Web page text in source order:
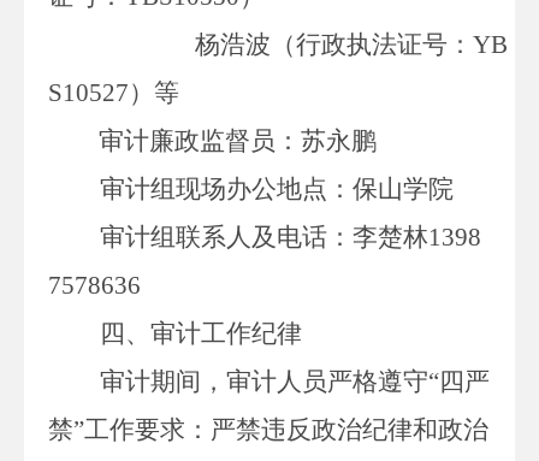
杨浩波（行政执法证号： YB
S10527）等
审计廉政监督员：苏永鹏
审计组现场办公地点：保山学院
审计组联系人及电话：李楚林1398
7578636
四、审计工作纪律
审计期间，审计人员严格遵守“四严
禁”工作要求：严禁违反政治纪律和政治